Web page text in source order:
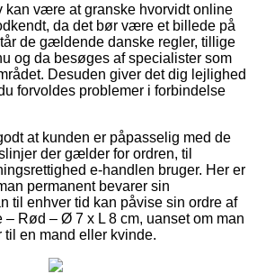
kan være at granske hvorvidt online
da det bør være et billede på
de gældende danske regler, tillige
og da besøges af specialister som
Desuden giver det dig lejlighed
forvoldes problemer i forbindelse
at kunden er påpasselig med de
der gælder for ordren, til
e-handlen bruger. Her er
permanent bevarer sin
til enhver tid kan påvise sin ordre af
Rød – Ø 7 x L 8 cm, uanset om man
til en mand eller kvinde.